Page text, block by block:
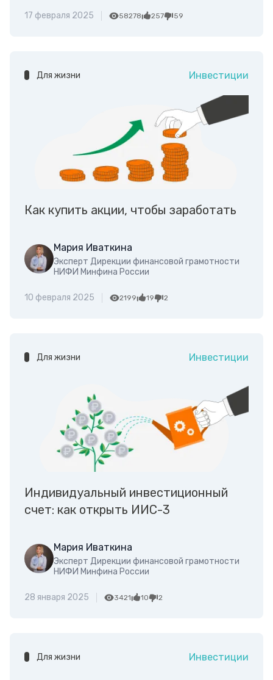
17 февраля 2025 58278 257 59
Для жизни Инвестиции
Как купить акции, чтобы заработать
Мария Иваткина
Эксперт Дирекции финансовой грамотности
НИФИ Минфина России
10 февраля 2025 2199 19 2
Для жизни Инвестиции
Индивидуальный инвестиционный
счет: как открыть ИИС-3
Мария Иваткина
Эксперт Дирекции финансовой грамотности
НИФИ Минфина России
28 января 2025 3421 10 2
Для жизни Инвестиции